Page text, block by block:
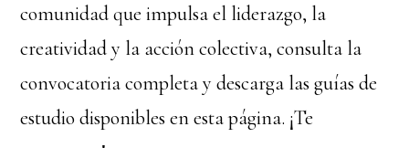
comunidad que impulsa el liderazgo, la
creatividad y la acción colectiva, consulta la
convocatoria completa y descarga las guías de
estudio disponibles en esta página. ¡Te